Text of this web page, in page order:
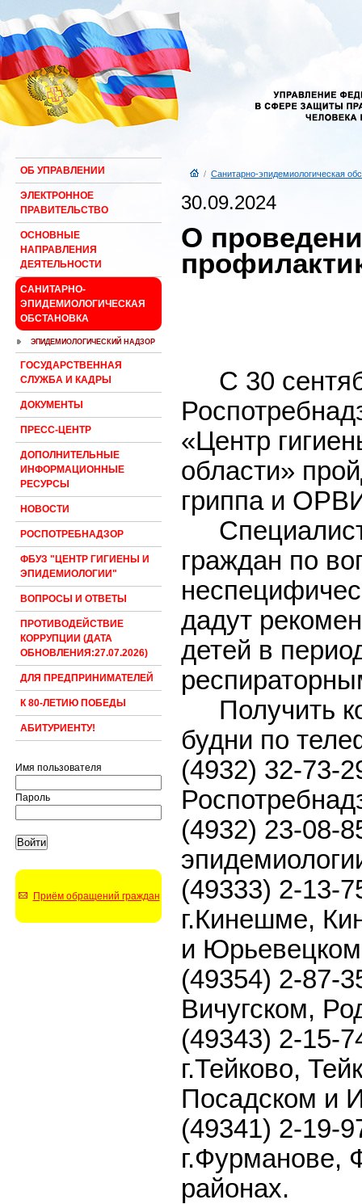
ОБ УПРАВЛЕНИИ
ЭЛЕКТРОННОЕ
ПРАВИТЕЛЬСТВО
ОСНОВНЫЕ
НАПРАВЛЕНИЯ
ДЕЯТЕЛЬНОСТИ
САНИТАРНО-
ЭПИДЕМИОЛОГИЧЕСКАЯ
ОБСТАНОВКА
ЭПИДЕМИОЛОГИЧЕСКИЙ НАДЗОР
ГОСУДАРСТВЕННАЯ
СЛУЖБА И КАДРЫ
ДОКУМЕНТЫ
ПРЕСС-ЦЕНТР
ДОПОЛНИТЕЛЬНЫЕ
ИНФОРМАЦИОННЫЕ
РЕСУРСЫ
НОВОСТИ
РОСПОТРЕБНАДЗОР
ФБУЗ "ЦЕНТР ГИГИЕНЫ И
ЭПИДЕМИОЛОГИИ"
ВОПРОСЫ И ОТВЕТЫ
ПРОТИВОДЕЙСТВИЕ
КОРРУПЦИИ (ДАТА
ОБНОВЛЕНИЯ:27.07.2026)
ДЛЯ ПРЕДПРИНИМАТЕЛЕЙ
К 80-ЛЕТИЮ ПОБЕДЫ
АБИТУРИЕНТУ!
Имя пользователя
Пароль
Приём обращений граждан
/ Санитарно-эпидемиологическая
30.09.2024
О
С 30
«Центр
области»
гриппа и
граждан по
дадут
детей в
Получить
будни по
(4932) 32-73-
(4932) 23-08-
(49333) 2-13-
г.Кинешме,
и
(49354) 2-87-
Вичугском,
(49343) 2-15-
г.Тейково,
Посадском и
(49341) 2-19-
г.Фурманове,
районах.